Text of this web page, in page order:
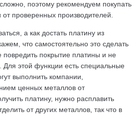
поэтому рекомендуем покупать
проверенных производителей.
а как достать платину из
что самостоятельно это сделать
повредить покрытие платины и не
Для этой функции есть специальные
выполнить компании,
ценных металлов от
платину, нужно расплавить
от других металлов, так что в